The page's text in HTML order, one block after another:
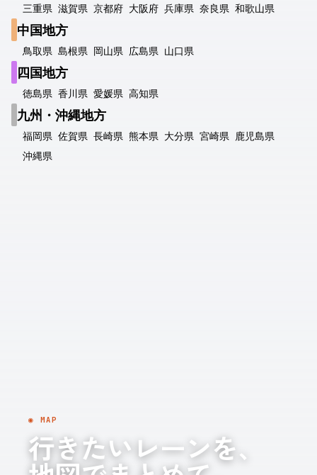
三重県 滋賀県 京都府 大阪府 兵庫県 奈良県 和歌山県
中国地方
鳥取県 島根県 岡山県 広島県 山口県
四国地方
徳島県 香川県 愛媛県 高知県
九州・沖縄地方
福岡県 佐賀県 長崎県 熊本県 大分県 宮崎県 鹿児島県
沖縄県
◉ MAP
行きたいレーンを、